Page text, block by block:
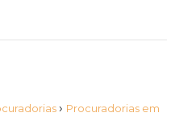
› Procuradorias em